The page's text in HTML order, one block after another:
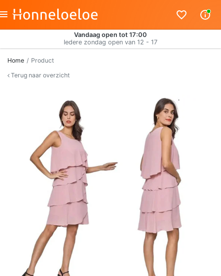
Vandaag open tot 17:00
Iedere zondag open van 12 - 17
Home
Product
Terug naar overzicht